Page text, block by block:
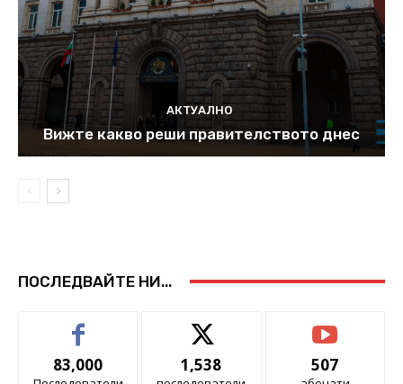
АКТУАЛНО
Вижте какво реши правителството днес
ПОСЛЕДВАЙТЕ НИ...
83,000 1,538 507